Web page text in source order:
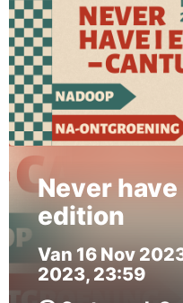
Shop
Studie
Never
edition
Van 16 Nov
2023, 23:59